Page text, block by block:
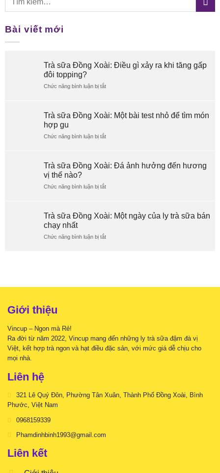
Bài viết mới
Trà sữa Đồng Xoài: Điều gì xảy ra khi tăng gấp
đôi topping?
Chức năng bình luận bị tắtở
Đồng
Xoài:
gì
khi
tăng
đôi
Trà sữa Đồng Xoài: Một bài test nhỏ để tìm món
hợp gu
Chức năng bình luận bị tắtở
Đồng
Xoài:
bài
để
tìm
hợp
Trà sữa Đồng Xoài: Đá ảnh hưởng đến hương
vị thế nào?
Chức năng bình luận bị tắtở
Đồng
Xoài:
ảnh
nào?
Trà sữa Đồng Xoài: Một ngày của ly trà sữa bán
chạy nhất
Chức năng bình luận bị tắtở
ngày
chạy
nhất
Giới thiệu
Vincup – Ngon mà Rẻ!
Ra đời từ năm 2022, Vincup mang đến những ly trà sữa đậm đà vị
Việt, kết hợp trà ngon và hạt điều đặc sản, với mức giá dễ chịu cho
mọi nhà.
Liên hệ
321 Lê Quý Đôn, Phường Tân Xuân, Thành Phố Đồng Xoài, Bình
Phước, Việt Nam
0968159339
Phamdinhbinh1993@gmail.com
Liên kết